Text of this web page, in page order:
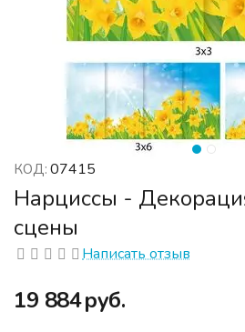
КОД: 07415
Нарциссы -
сцены
Написать отзыв
‍19 884‍руб.